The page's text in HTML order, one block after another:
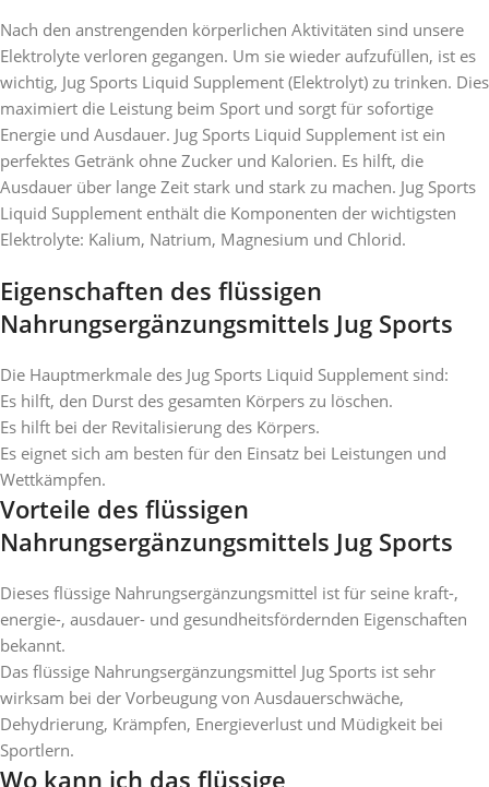
Nach den anstrengenden körperlichen Aktivitäten sind unsere
Elektrolyte verloren gegangen. Um sie wieder aufzufüllen, ist es
wichtig, Jug Sports Liquid Supplement (Elektrolyt) zu trinken. Dies
maximiert die Leistung beim Sport und sorgt für sofortige
Energie und Ausdauer. Jug Sports Liquid Supplement ist ein
perfektes Getränk ohne Zucker und Kalorien. Es hilft, die
Ausdauer über lange Zeit stark und stark zu machen. Jug Sports
Liquid Supplement enthält die Komponenten der wichtigsten
Elektrolyte: Kalium, Natrium, Magnesium und Chlorid.
Eigenschaften des flüssigen
Nahrungsergänzungsmittels Jug Sports
Die Hauptmerkmale des Jug Sports Liquid Supplement sind:
Es hilft, den Durst des gesamten Körpers zu löschen.
Es hilft bei der Revitalisierung des Körpers.
Es eignet sich am besten für den Einsatz bei Leistungen und
Wettkämpfen.
Vorteile des flüssigen
Nahrungsergänzungsmittels Jug Sports
Dieses flüssige Nahrungsergänzungsmittel ist für seine kraft-,
energie-, ausdauer- und gesundheitsfördernden Eigenschaften
bekannt.
Das flüssige Nahrungsergänzungsmittel Jug Sports ist sehr
wirksam bei der Vorbeugung von Ausdauerschwäche,
Dehydrierung, Krämpfen, Energieverlust und Müdigkeit bei
Sportlern.
Wo kann ich das flüssige